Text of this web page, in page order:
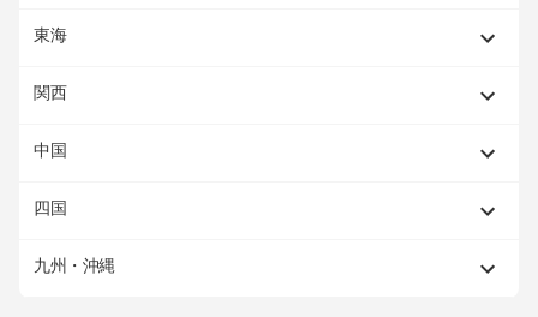
東海
関西
中国
四国
九州・沖縄